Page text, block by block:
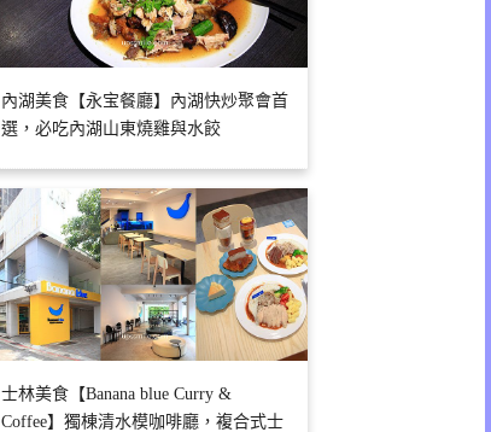
內湖美食【永宝餐廳】內湖快炒聚會首
選，必吃內湖山東燒雞與水餃
士林美食【Banana blue Curry &
Coffee】獨棟清水模咖啡廳，複合式士